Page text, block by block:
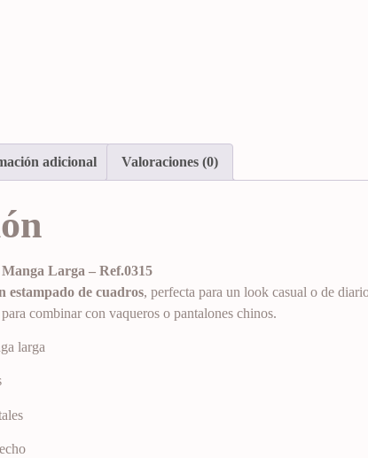
adicional Valoraciones (0)
Larga – Ref.0315
estampado de cuadros, perfecta para un look casual o de
combinar con vaqueros o pantalones chinos.
larga